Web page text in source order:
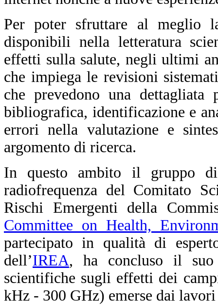
Per poter sfruttare al meglio
disponibili nella letteratura
effetti sulla salute, negli ultimi
che impiega le revisioni
che prevedono una dettagliata
bibliografica, identificazione e
errori nella valutazione e
argomento di ricerca.
In questo ambito il gruppo
radiofrequenza del Comitato
Rischi Emergenti della
Committee on Health,
partecipato in qualità di
dell’IREA, ha concluso il suo
scientifiche sugli effetti dei
kHz - 300 GHz) emerse dai